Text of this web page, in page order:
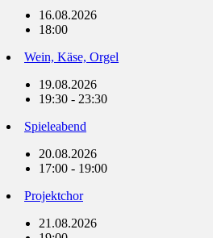
16.08.2026
18:00
Wein, Käse, Orgel
19.08.2026
19:30 - 23:30
Spieleabend
20.08.2026
17:00 - 19:00
Projektchor
21.08.2026